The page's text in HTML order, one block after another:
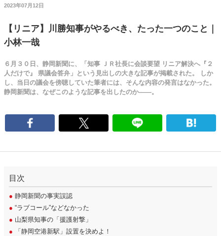
2023年07月12日
【リニア】川勝知事がやるべき、たった一つのこと｜
小林一哉
６月３０日、静岡新聞に、「知事 ＪＲ社長に会談要望 リニア解決へ『２
人だけで』 県議会答弁」という見出しの大きな記事が掲載された。 しか
し、当日の議会を傍聴していた筆者には、そんな内容の発言はなかった。
静岡新聞は、なぜこのような記事を出したのか――。
目次
● 静岡新聞の事実誤認
● “ラブコール”などなかった
● 山梨県知事の「援護射撃」
● 「静岡空港新駅」設置を決めよ！